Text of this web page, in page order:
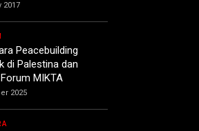
2017
Peacebuilding
di Palestina dan
MIKTA
2025